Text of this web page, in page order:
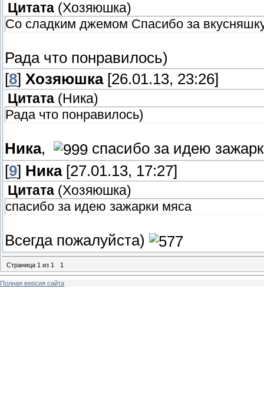
Цитата (Хозяюшка)
Со сладким джемом Спасибо за
Рада что понравилось)
[8] Хозяюшка[26.01.13, 23:26]
Цитата ( Ника)
Рада что понравилось)
Ника,
спасибо за идею
[9] Ника[27.01.13, 17:27]
Цитата (Хозяюшка)
спасибо за идею зажарки мяса
Всегда пожалуйста)
Страница 1 из 1 1
Полная версия сайта